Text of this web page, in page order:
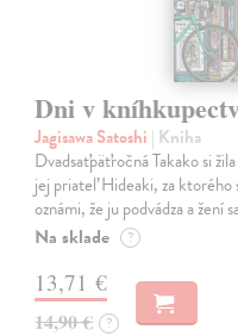
Dni v
Jagisawa Satoshi | Kniha
Dvadsaťpäťročná Takako si
jej priateľ Hideaki, za
oznámi, že ju podvádza a žení
Na sklade ?
13,71 €
14,90 € ?